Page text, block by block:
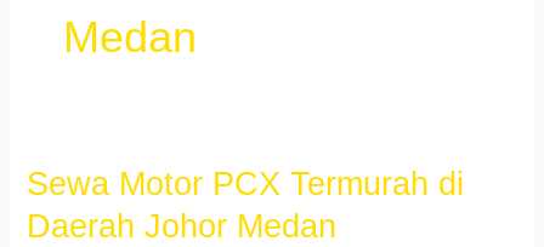
Medan
Sewa Motor PCX Termurah di
Daerah Johor Medan